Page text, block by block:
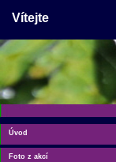
Vítejte
Úvod
Foto z akcí